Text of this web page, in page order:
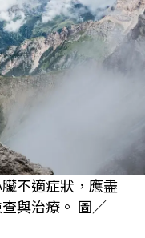
不適症狀，應盡
與治療。 圖／